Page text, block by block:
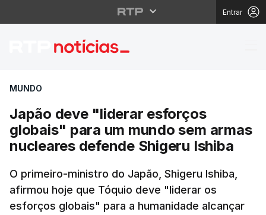
Entrar
Japão deve "liderar
MUNDO
Japão deve "liderar esforços
globais" para um mundo sem armas
nucleares defende Shigeru Ishiba
O primeiro-ministro do Japão, Shigeru Ishiba,
afirmou hoje que Tóquio deve "liderar os
esforços globais" para a humanidade alcançar